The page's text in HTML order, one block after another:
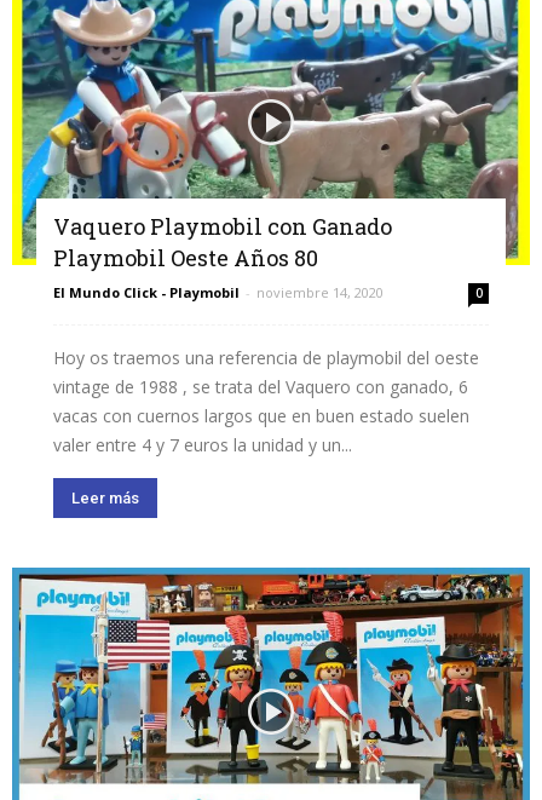
Vaquero Playmobil con Ganado
Playmobil Oeste Años 80
El Mundo Click - Playmobil - noviembre 14, 2020 0
Hoy os traemos una referencia de playmobil del oeste
vintage de 1988 , se trata del Vaquero con ganado, 6
vacas con cuernos largos que en buen estado suelen
valer entre 4 y 7 euros la unidad y un...
Leer más